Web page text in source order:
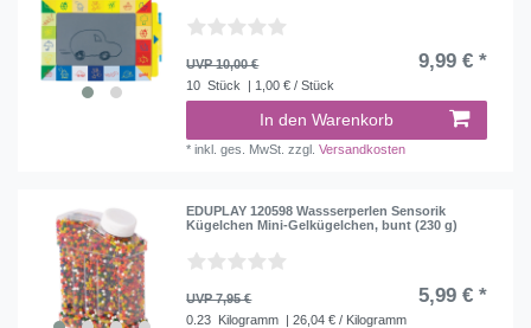
UVP 10,00 € 9,99 € *
10 Stück | 1,00 € / Stück
In den Warenkorb
*inkl. ges. MwSt. zzgl.Versandkosten
EDUPLAY 120598 Wassserperlen Sensorik
Kügelchen Mini-Gelkügelchen, bunt (230 g)
UVP 7,95 € 5,99 € *
0.23 Kilogramm | 26,04 € / Kilogramm